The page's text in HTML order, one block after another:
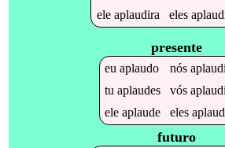
ele aplaudira eles
presente
euaplaudo nós
tuaplaudes vós
eleaplaude eles
futuro